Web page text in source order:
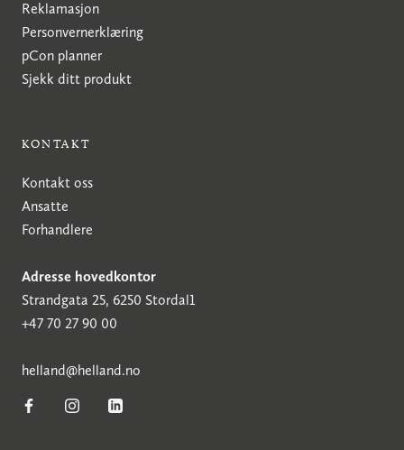
Reklamasjon
Personvernerklæring
pCon planner
Sjekk ditt produkt
KONTAKT
Kontakt oss
Ansatte
Forhandlere
Adresse hovedkontor
Strandgata 25, 6250 Stordal1
+47 70 27 90 00
helland@helland.no